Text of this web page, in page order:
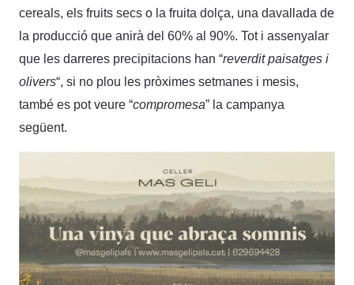
cereals, els fruits secs o la fruita dolça, una davallada de
la producció que anirà del 60% al 90%. Tot i assenyalar
que les darreres precipitacions han “reverdit paisatges i
olivers“, si no plou les pròximes setmanes i mesis,
també es pot veure “compromesa” la campanya
següent.